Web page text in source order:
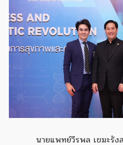
นายแพทย์วีรพล เขมะรัง